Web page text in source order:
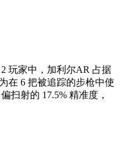
2 玩家中，加利尔AR 占据
在 6 把被追踪的步枪中使
扫射的 17.5% 精准度，